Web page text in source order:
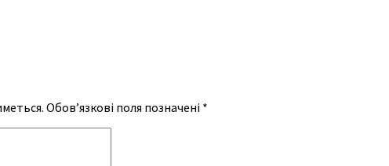
Обов’язкові поля позначені *